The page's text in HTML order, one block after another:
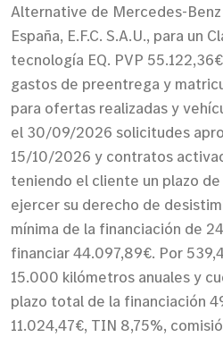
Alternative de Mercedes-
España, E.F.C. S.A.U., para un
tecnología EQ. PVP
gastos de preentrega y
para ofertas realizadas y
el 30/09/2026 solicitudes
15/10/2026 y contratos
teniendo el cliente un plazo de
ejercer su derecho de
mínima de la financiación de
financiar 44.097,89€. Por
15.000 kilómetros anuales y
plazo total de la financiación
11.024,47€, TIN 8,75%,